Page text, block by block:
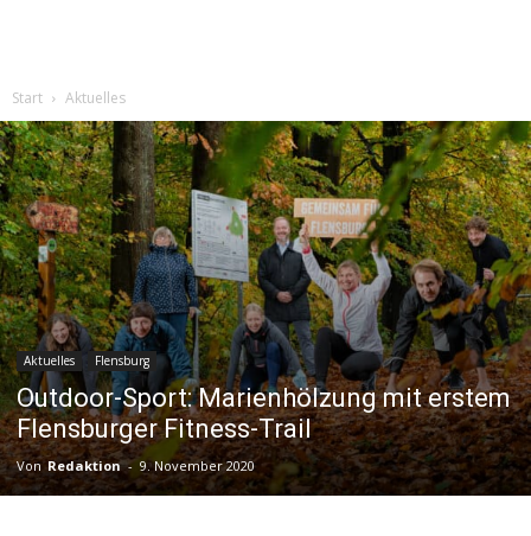
Start Aktuelles
Aktuelles Flensburg
Outdoor-Sport: Marienhölzung mit erstem
Flensburger Fitness-Trail
Von Redaktion - 9. November 2020